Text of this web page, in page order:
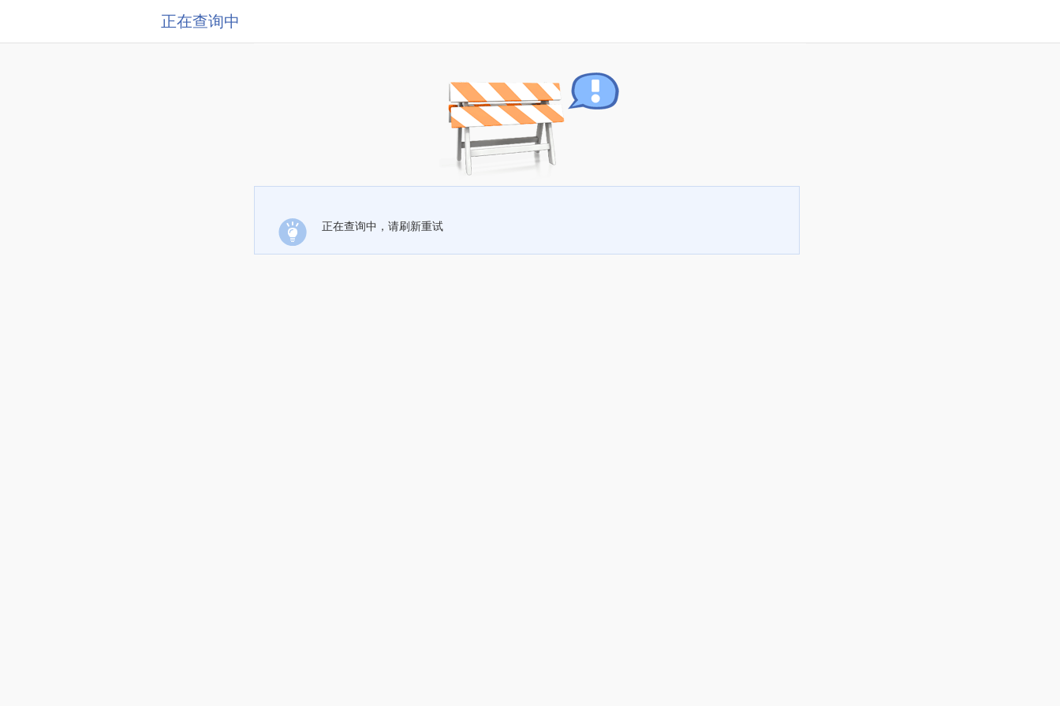
正在查询中
正在查询中，请刷新重试